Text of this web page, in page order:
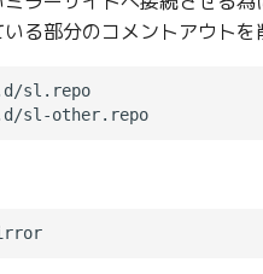
る部分のコメントアウトを
sl.repo
/etc/yum.repos.d/sl-other.repo
$ sudo yum -y install yum-plugin-fastestmirror